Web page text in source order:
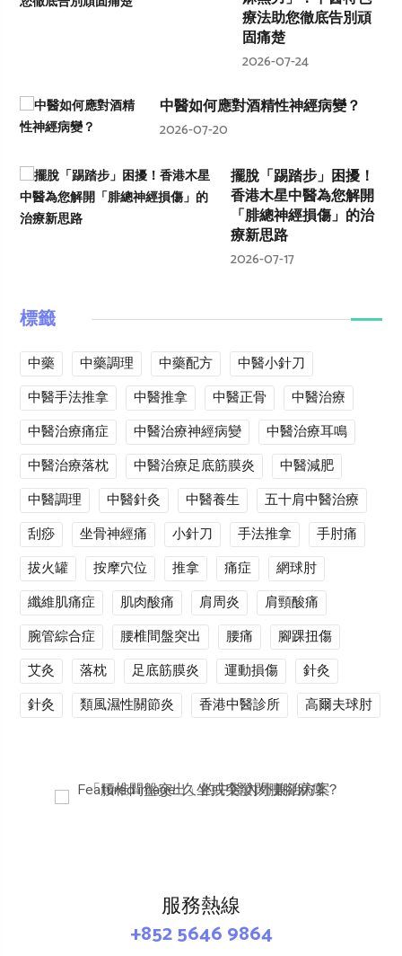
療法助您徹底告別頑
固痛楚
2026-07-24
中醫如何應對酒精性神經病變？
2026-07-20
擺脫「踢踏步」困擾！
香港木星中醫為您解開
「腓總神經損傷」的治
療新思路
2026-07-17
標籤
中藥 中藥調理 中藥配方
中醫小針刀
中醫手法推拿
中醫推拿 中醫正骨
中醫治療
中醫治療痛症
中醫治療神經病變
中醫治療耳鳴
中醫治療落枕
中醫治療足底筋膜炎
中醫減肥
中醫調理
中醫針灸 中醫養生
五十肩中醫治療
刮痧
坐骨神經痛 小針刀 手法推拿
手肘痛
拔火罐
按摩穴位 推拿 痛症
網球肘
纖維肌痛症
肌肉酸痛 肩周炎
肩頸酸痛
腕管綜合症
腰椎間盤突出 腰痛
腳踝扭傷
艾灸
落枕 足底筋膜炎 運動損傷
針灸
針灸
類風濕性關節炎 香港中醫診所 高爾夫球肘
服務熱線
+852 5646 9864